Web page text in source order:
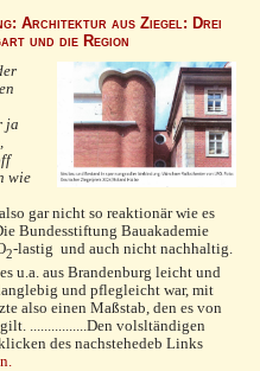
Architektur aus Ziegel: Drei
und die Region
ja
wie
gar nicht so reaktionär wie es
Bundesstiftung Bauakademie
2-lastig und auch nicht nachhaltig.
u.a. aus Brandenburg leicht und
und pflegleicht war, mit
also einen Maßstab, den es von
................Den volsltändigen
des nachstehedeb Links